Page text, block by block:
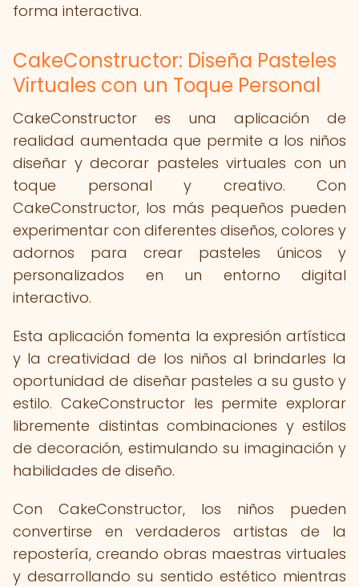
forma interactiva.
CakeConstructor: Diseña Pasteles
Virtuales con un Toque Personal
CakeConstructor es una aplicación de
realidad aumentada que permite a los niños
diseñar y decorar pasteles virtuales con un
toque personal y creativo. Con
CakeConstructor, los más pequeños pueden
experimentar con diferentes diseños, colores y
adornos para crear pasteles únicos y
personalizados en un entorno digital
interactivo.
Esta aplicación fomenta la expresión artística
y la creatividad de los niños al brindarles la
oportunidad de diseñar pasteles a su gusto y
estilo. CakeConstructor les permite explorar
libremente distintas combinaciones y estilos
de decoración, estimulando su imaginación y
habilidades de diseño.
Con CakeConstructor, los niños pueden
convertirse en verdaderos artistas de la
repostería, creando obras maestras virtuales
y desarrollando su sentido estético mientras